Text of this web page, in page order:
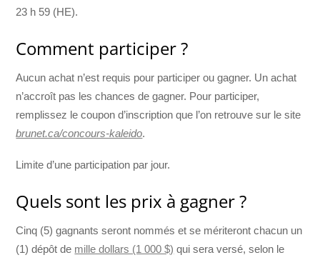
23 h 59 (HE).
Comment participer ?
Aucun achat n’est requis pour participer ou gagner. Un achat
n’accroît pas les chances de gagner. Pour participer,
remplissez le coupon d’inscription que l’on retrouve sur le site
brunet.ca/concours-kaleido.
Limite d’une participation par jour.
Quels sont les prix à gagner ?
Cinq (5) gagnants seront nommés et se mériteront chacun un
(1) dépôt de mille dollars (1 000 $) qui sera versé, selon le